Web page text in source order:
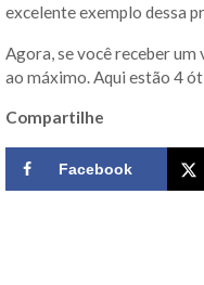
excelente exemplo dessa
Agora, se você receber
ao máximo. Aqui estão 4
Compartilhe
Facebook